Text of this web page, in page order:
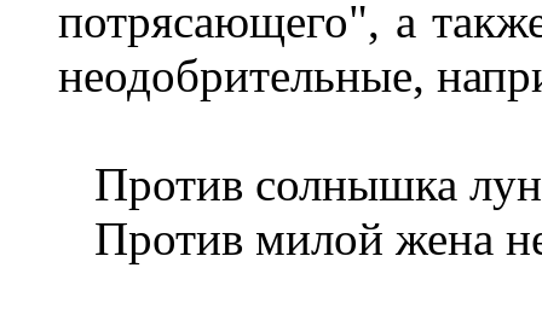
потрясающего", а
неодобрительные,
Против солнышка
Против милой жена